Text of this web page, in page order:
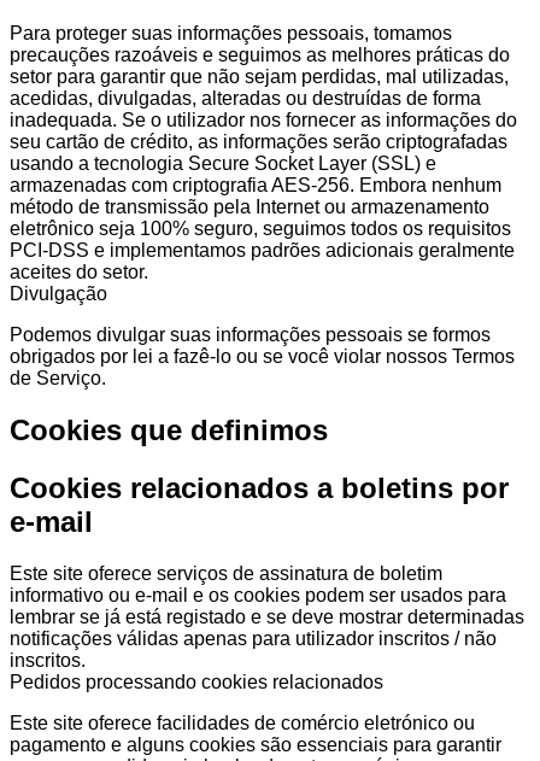
Para proteger suas informações pessoais, tomamos
precauções razoáveis e seguimos as melhores práticas do
setor para garantir que não sejam perdidas, mal utilizadas,
acedidas, divulgadas, alteradas ou destruídas de forma
inadequada. Se o utilizador nos fornecer as informações do
seu cartão de crédito, as informações serão criptografadas
usando a tecnologia Secure Socket Layer (SSL) e
armazenadas com criptografia AES-256. Embora nenhum
método de transmissão pela Internet ou armazenamento
eletrônico seja 100% seguro, seguimos todos os requisitos
PCI-DSS e implementamos padrões adicionais geralmente
aceites do setor.
Divulgação
Podemos divulgar suas informações pessoais se formos
obrigados por lei a fazê-lo ou se você violar nossos Termos
de Serviço.
Cookies que definimos
Cookies relacionados a boletins por
e-mail
Este site oferece serviços de assinatura de boletim
informativo ou e-mail e os cookies podem ser usados para
lembrar se já está registado e se deve mostrar determinadas
notificações válidas apenas para utilizador inscritos / não
inscritos.
Pedidos processando cookies relacionados
Este site oferece facilidades de comércio eletrónico ou
pagamento e alguns cookies são essenciais para garantir